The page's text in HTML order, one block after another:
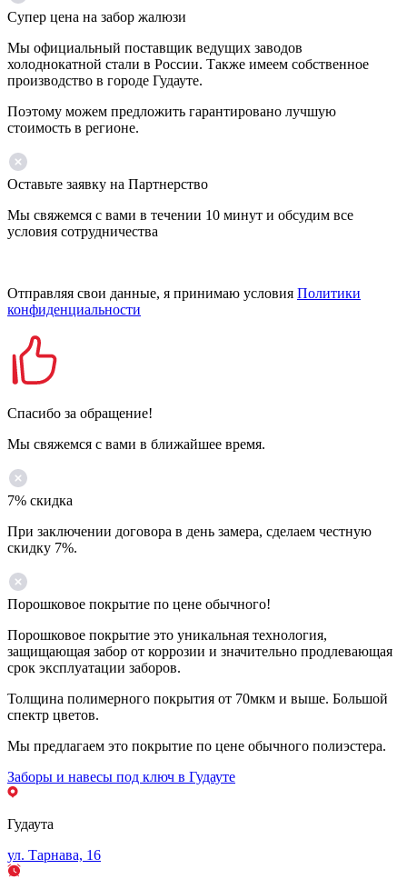
Супер цена на забор жалюзи
Мы официальный поставщик ведущих заводов
холоднокатной стали в России. Также имеем собственное
производство в городе Гудауте.
Поэтому можем предложить гарантировано лучшую
стоимость в регионе.
Оставьте заявку на Партнерство
Мы свяжемся с вами в течении 10 минут и обсудим все
условия сотрудничества
Отправляя свои данные, я принимаю условия Политики
конфиденциальности
Спасибо за обращение!
Мы свяжемся с вами в ближайшее время.
7% скидка
При заключении договора в день замера, сделаем честную
скидку 7%.
Порошковое покрытие по цене обычного!
Порошковое покрытие это уникальная технология,
защищающая забор от коррозии и значительно продлевающая
срок эксплуатации заборов.
Толщина полимерного покрытия от 70мкм и выше. Большой
спектр цветов.
Мы предлагаем это покрытие по цене обычного полиэстера.
Заборы и навесы под ключ в Гудауте
Гудаута
ул. Тарнава, 16